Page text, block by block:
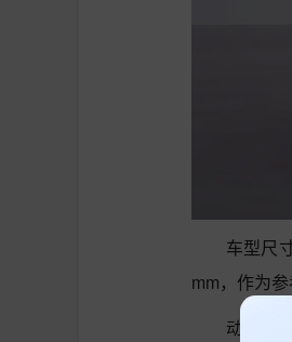
车型尺
mm，作为
动力方